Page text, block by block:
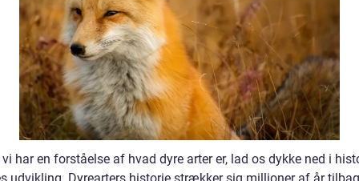
har en forståelse af hvad dyre arter er, lad os dykke ned i